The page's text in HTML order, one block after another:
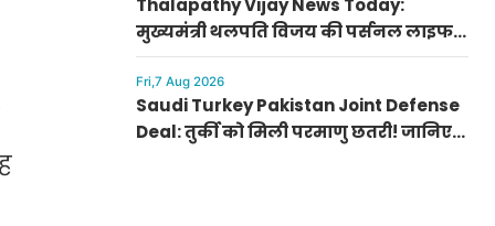
Thalapathy Vijay News Today:
मुख्यमंत्री थलपति विजय की पर्सनल लाइफ
से जुड़ी बड़ी खबर, पत्नी संगीता संग सुलझा
विवाद
Fri,7 Aug 2026
Saudi Turkey Pakistan Joint Defense
Deal: तुर्की को मिली परमाणु छतरी! जानिए